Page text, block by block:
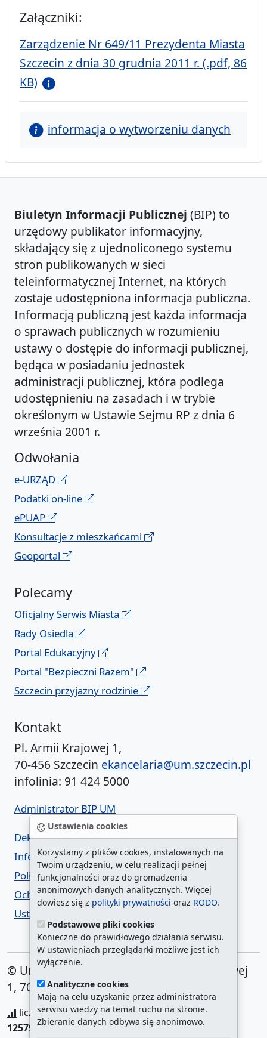
Ustawienia cookies
Korzystamy z plików cookies, instalowanych na
Twoim urządzeniu, w celu realizacji pełnej
funkcjonalności oraz do gromadzenia
anonimowych danych analitycznych. Więcej
dowiesz się z polityki prywatności oraz RODO.
Podstawowe pliki cookies
Konieczne do prawidłowego działania serwisu.
W ustawieniach przeglądarki możliwe jest ich
wyłączenie.
Analityczne cookies
Mają na celu uzyskanie przez administratora
serwisu wiedzy na temat ruchu na stronie.
Zbieranie danych odbywa się anonimowo.
Załączniki:
Zarządzenie Nr 649/11 Prezydenta Miasta
Szczecin z dnia 30 grudnia 2011 r. (.pdf, 86
KB)
informacja o wytworzeniu danych
Biuletyn Informacji Publicznej (BIP) to
urzędowy publikator informacyjny,
składający się z ujednoliconego systemu
stron publikowanych w sieci
teleinformatycznej Internet, na których
zostaje udostępniona informacja publiczna.
Informacją publiczną jest każda informacja
o sprawach publicznych w rozumieniu
ustawy o dostępie do informacji publicznej,
będąca w posiadaniu jednostek
administracji publicznej, która podlega
udostępnieniu na zasadach i w trybie
określonym w Ustawie Sejmu RP z dnia 6
września 2001 r.
Odwołania
e-URZĄD
Podatki on-line
ePUAP
Konsultacje z mieszkańcami
Geoportal
Polecamy
Oficjalny Serwis Miasta
Rady Osiedla
Portal Edukacyjny
Portal "Bezpieczni Razem"
Szczecin przyjazny rodzinie
Kontakt
Pl. Armii Krajowej 1,
70-456 Szczecin ekancelaria@um.szczecin.pl
infolinia: 91 424 5000
Administrator BIP UM
Deklaracja dostępności
Informacja o urzędzie w ETR
Polityka prywatności
Ochrona danych osobowych
Ustawienia cookies
© Urząd Miasta Szczecin. Plac Armii Krajowej
1, 70-456 Szczecin
liczba wyświetleń:208134659/ aktualna strona:
1257994/najczęściej odwiedzane strony